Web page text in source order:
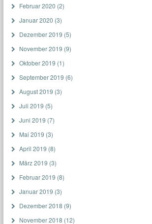
Februar 2020 (2)
Januar 2020 (3)
Dezember 2019 (5)
November 2019 (9)
Oktober 2019 (1)
September 2019 (6)
August 2019 (3)
Juli 2019 (5)
Juni 2019 (7)
Mai 2019 (3)
April 2019 (8)
März 2019 (3)
Februar 2019 (8)
Januar 2019 (3)
Dezember 2018 (9)
November 2018 (12)